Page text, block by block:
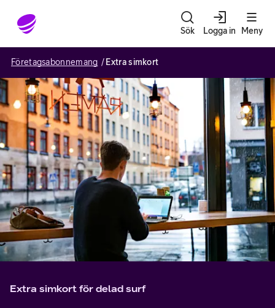
Gå till sidans innehåll
Sök Logga in Meny
Företagsabonnemang Extra simkort
Extra simkort för delad surf